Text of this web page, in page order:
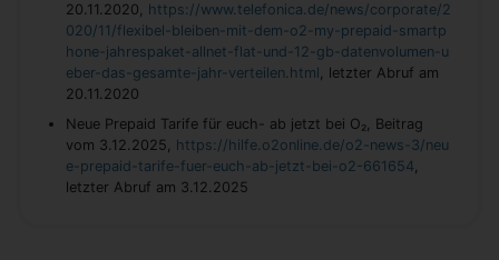
20.11.2020, https://www.telefonica.de/news/corporate/2
020/11/flexibel-bleiben-mit-dem-o2-my-prepaid-smartp
hone-jahrespaket-allnet-flat-und-12-gb-datenvolumen-u
eber-das-gesamte-jahr-verteilen.html, letzter Abruf am
20.11.2020
Neue Prepaid Tarife für euch- ab jetzt bei O₂, Beitrag
vom 3.12.2025, https://hilfe.o2online.de/o2-news-3/neu
e-prepaid-tarife-fuer-euch-ab-jetzt-bei-o2-661654,
letzter Abruf am 3.12.2025